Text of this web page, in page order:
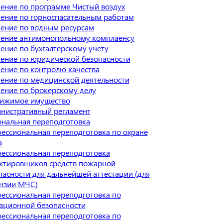
по программе Чистый воздух
по горноспасательным работам
по водным ресурсам
антимонопольному комплаенсу
по бухгалтерскому учету
по юридической безопасности
по контролю качества
по медицинской деятельности
по брокерскому делу
имущество
регламент
переподготовка
переподготовка по охране
переподготовка
средств пожарной
для дальнейшей аттестации (для
МЧС)
переподготовка по
безопасности
переподготовка по